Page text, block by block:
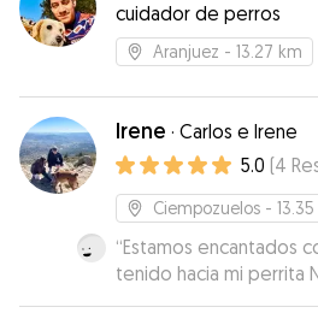
cuidador de perros
Aranjuez - 13.27 km
Irene · Carlos e Irene
5.0 (4
Ciempozuelos -
“Estamos encantados
tenido hacia mi perrita
a todo, nos han